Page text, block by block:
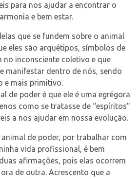
para nos ajudar a encontrar o
e bem estar.
que se fundem sobre o animal
eles são arquétipos, símbolos de
no inconsciente coletivo e que
manifestar dentro de nós, sendo
e mais primitivo.
de poder é que ele é uma egrégora
como se tratasse de “espíritos”
a nos ajudar em nossa evolução.
de poder, por trabalhar com
vida profissional, é bem
afirmações, pois elas ocorrem
de outra. Acrescento que a